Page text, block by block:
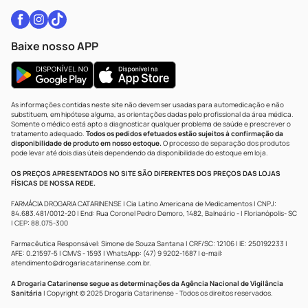
Baixe nosso APP
As informações contidas neste site não devem ser usadas para automedicação e não
substituem, em hipótese alguma, as orientações dadas pelo profissional da área médica.
Somente o médico está apto a diagnosticar qualquer problema de saúde e prescrever o
tratamento adequado. Todos os pedidos efetuados estão sujeitos à confirmação da
disponibilidade de produto em nosso estoque.O processo de separação dos produtos
pode levar até dois dias úteis dependendo da disponibilidade do estoque em loja.
OS PREÇOS APRESENTADOS NO SITE SÃO DIFERENTES DOS PREÇOS DAS LOJAS
FÍSICAS DE NOSSA REDE.
FARMÁCIA DROGARIA CATARINENSE | Cia Latino Americana de Medicamentos | CNPJ:
84.683.481/0012-20 | End: Rua Coronel Pedro Demoro, 1482, Balneário - | Florianópolis- SC
| CEP: 88.075-300
Farmacêutica Responsável: Simone de Souza Santana | CRF/SC: 12106 | IE: 250192233 |
AFE: 0.21597-5 | CMVS - 1593 | WhatsApp: (47) 9 9202-1687 | e-mail:
atendimento@drogariacatarinense.com.br.
A Drogaria Catarinense segue as determinações da Agência Nacional de Vigilância
Sanitária | Copyright © 2025 Drogaria Catarinense - Todos os direitos reservados.